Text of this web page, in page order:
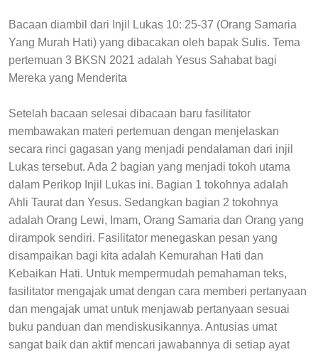
Bacaan diambil dari Injil Lukas 10: 25-37 (Orang Samaria
Yang Murah Hati) yang dibacakan oleh bapak Sulis. Tema
pertemuan 3 BKSN 2021 adalah Yesus Sahabat bagi
Mereka yang Menderita
Setelah bacaan selesai dibacaan baru fasilitator
membawakan materi pertemuan dengan menjelaskan
secara rinci gagasan yang menjadi pendalaman dari injil
Lukas tersebut. Ada 2 bagian yang menjadi tokoh utama
dalam Perikop Injil Lukas ini. Bagian 1 tokohnya adalah
Ahli Taurat dan Yesus. Sedangkan bagian 2 tokohnya
adalah Orang Lewi, Imam, Orang Samaria dan Orang yang
dirampok sendiri. Fasilitator menegaskan pesan yang
disampaikan bagi kita adalah Kemurahan Hati dan
Kebaikan Hati. Untuk mempermudah pemahaman teks,
fasilitator mengajak umat dengan cara memberi pertanyaan
dan mengajak umat untuk menjawab pertanyaan sesuai
buku panduan dan mendiskusikannya. Antusias umat
sangat baik dan aktif mencari jawabannya di setiap ayat